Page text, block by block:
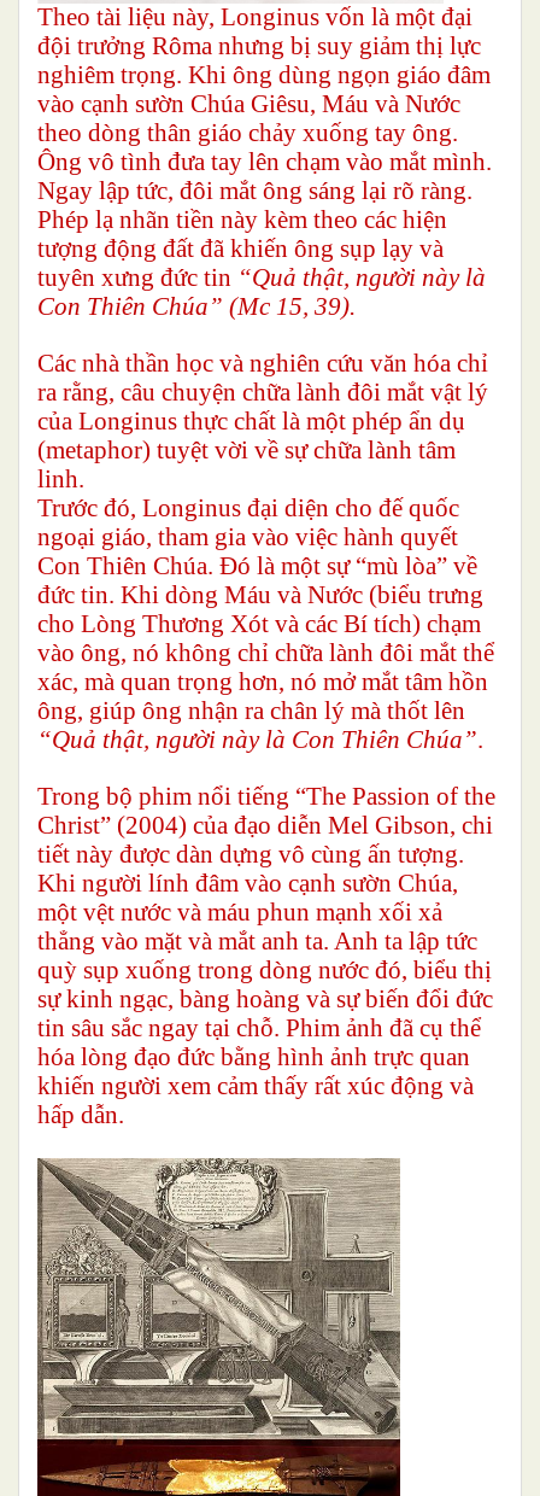
Theo tài liệu này, Longinus vốn là một đại
đội trưởng Rôma nhưng bị suy giảm thị lực
nghiêm trọng. Khi ông dùng ngọn giáo đâm
vào cạnh sườn Chúa Giêsu, Máu và Nước
theo dòng thân giáo chảy xuống tay ông.
Ông vô tình đưa tay lên chạm vào mắt mình.
Ngay lập tức, đôi mắt ông sáng lại rõ ràng.
Phép lạ nhãn tiền này kèm theo các hiện
tượng động đất đã khiến ông sụp lạy và
tuyên xưng đức tin “Quả thật, người này là
Con Thiên Chúa” (Mc 15, 39).
Các nhà thần học và nghiên cứu văn hóa chỉ
ra rằng, câu chuyện chữa lành đôi mắt vật lý
của Longinus thực chất là một phép ẩn dụ
(metaphor) tuyệt vời về sự chữa lành tâm
linh.
Trước đó, Longinus đại diện cho đế quốc
ngoại giáo, tham gia vào việc hành quyết
Con Thiên Chúa. Đó là một sự “mù lòa” về
đức tin. Khi dòng Máu và Nước (biểu trưng
cho Lòng Thương Xót và các Bí tích) chạm
vào ông, nó không chỉ chữa lành đôi mắt thể
xác, mà quan trọng hơn, nó mở mắt tâm hồn
ông, giúp ông nhận ra chân lý mà thốt lên
“Quả thật, người này là Con Thiên Chúa”.
Trong bộ phim nổi tiếng “The Passion of the
Christ” (2004) của đạo diễn Mel Gibson, chi
tiết này được dàn dựng vô cùng ấn tượng.
Khi người lính đâm vào cạnh sườn Chúa,
một vệt nước và máu phun mạnh xối xả
thẳng vào mặt và mắt anh ta. Anh ta lập tức
quỳ sụp xuống trong dòng nước đó, biểu thị
sự kinh ngạc, bàng hoàng và sự biến đổi đức
tin sâu sắc ngay tại chỗ. Phim ảnh đã cụ thể
hóa lòng đạo đức bằng hình ảnh trực quan
khiến người xem cảm thấy rất xúc động và
hấp dẫn.